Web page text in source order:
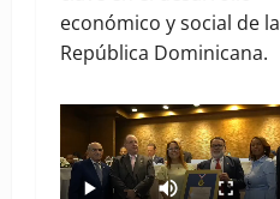
económico y social de la
República Dominicana.